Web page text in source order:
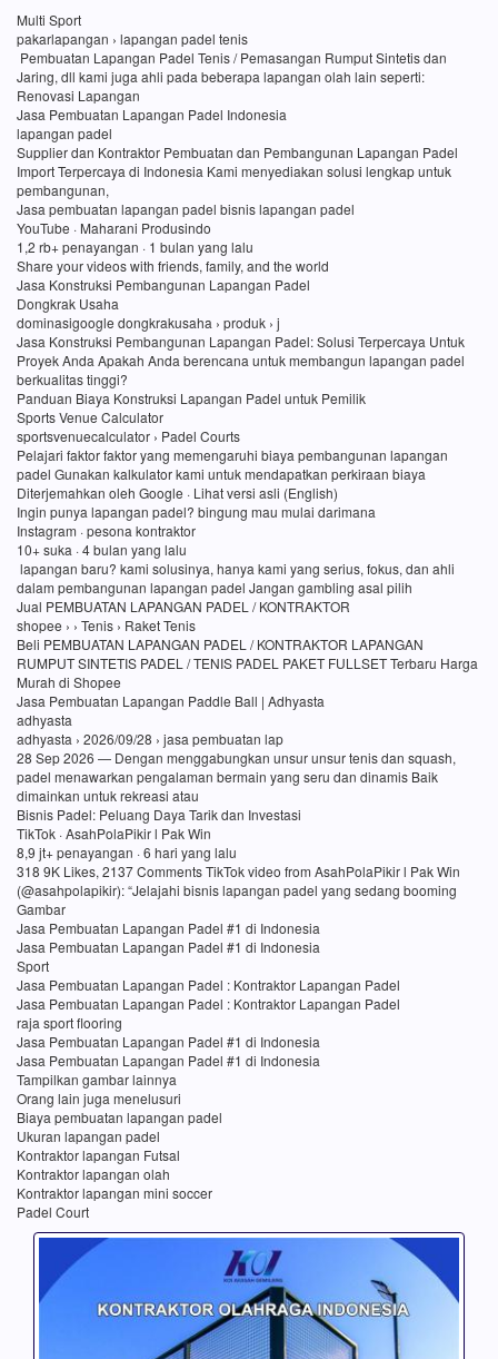
Multi Sport
pakarlapangan › lapangan padel tenis
Pembuatan Lapangan Padel Tenis / Pemasangan Rumput Sintetis dan
Jaring, dll kami juga ahli pada beberapa lapangan olah lain seperti:
Renovasi Lapangan
Jasa Pembuatan Lapangan Padel Indonesia
lapangan padel
Supplier dan Kontraktor Pembuatan dan Pembangunan Lapangan Padel
Import Terpercaya di Indonesia Kami menyediakan solusi lengkap untuk
pembangunan,
Jasa pembuatan lapangan padel bisnis lapangan padel
YouTube · Maharani Produsindo
1,2 rb+ penayangan · 1 bulan yang lalu
Share your videos with friends, family, and the world
Jasa Konstruksi Pembangunan Lapangan Padel
Dongkrak Usaha
dominasigoogle dongkrakusaha › produk › j
Jasa Konstruksi Pembangunan Lapangan Padel: Solusi Terpercaya Untuk
Proyek Anda Apakah Anda berencana untuk membangun lapangan padel
berkualitas tinggi?
Panduan Biaya Konstruksi Lapangan Padel untuk Pemilik
Sports Venue Calculator
sportsvenuecalculator › Padel Courts
Pelajari faktor faktor yang memengaruhi biaya pembangunan lapangan
padel Gunakan kalkulator kami untuk mendapatkan perkiraan biaya
Diterjemahkan oleh Google · Lihat versi asli (English)
Ingin punya lapangan padel? bingung mau mulai darimana
Instagram · pesona kontraktor
10+ suka · 4 bulan yang lalu
lapangan baru? kami solusinya, hanya kami yang serius, fokus, dan ahli
dalam pembangunan lapangan padel Jangan gambling asal pilih
Jual PEMBUATAN LAPANGAN PADEL / KONTRAKTOR
shopee › › Tenis › Raket Tenis
Beli PEMBUATAN LAPANGAN PADEL / KONTRAKTOR LAPANGAN
RUMPUT SINTETIS PADEL / TENIS PADEL PAKET FULLSET Terbaru Harga
Murah di Shopee
Jasa Pembuatan Lapangan Paddle Ball | Adhyasta
adhyasta
adhyasta › 2026/09/28 › jasa pembuatan lap
28 Sep 2026 — Dengan menggabungkan unsur unsur tenis dan squash,
padel menawarkan pengalaman bermain yang seru dan dinamis Baik
dimainkan untuk rekreasi atau
Bisnis Padel: Peluang Daya Tarik dan Investasi
TikTok · AsahPolaPikir l Pak Win
8,9 jt+ penayangan · 6 hari yang lalu
318 9K Likes, 2137 Comments TikTok video from AsahPolaPikir l Pak Win
(@asahpolapikir): “Jelajahi bisnis lapangan padel yang sedang booming
Gambar
Jasa Pembuatan Lapangan Padel #1 di Indonesia
Jasa Pembuatan Lapangan Padel #1 di Indonesia
Sport
Jasa Pembuatan Lapangan Padel : Kontraktor Lapangan Padel
Jasa Pembuatan Lapangan Padel : Kontraktor Lapangan Padel
raja sport flooring
Jasa Pembuatan Lapangan Padel #1 di Indonesia
Jasa Pembuatan Lapangan Padel #1 di Indonesia
Tampilkan gambar lainnya
Orang lain juga menelusuri
Biaya pembuatan lapangan padel
Ukuran lapangan padel
Kontraktor lapangan Futsal
Kontraktor lapangan olah
Kontraktor lapangan mini soccer
Padel Court